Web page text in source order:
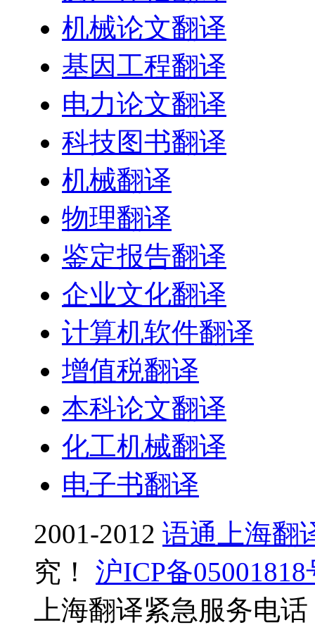
机械论文翻译
基因工程翻译
电力论文翻译
科技图书翻译
机械翻译
物理翻译
鉴定报告翻译
企业文化翻译
计算机软件翻译
增值税翻译
本科论文翻译
化工机械翻译
电子书翻译
2001-2012 语通上海翻
究！
沪ICP备05001818
上海翻译紧急服务电